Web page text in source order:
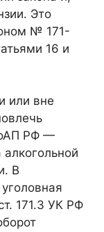
Это
№ 171-
16 и
или вне
РФ —
В
171.3 УК РФ